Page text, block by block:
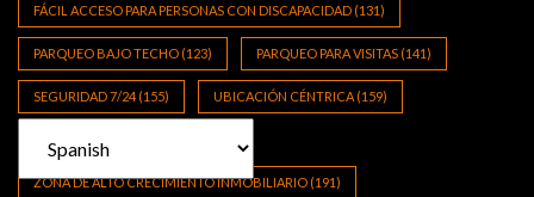
FÁCIL ACCESO PARA PERSONAS CON DISCAPACIDAD (131)
PARQUEO BAJO TECHO (123) PARQUEO PARA VISITAS (141)
SEGURIDAD 7/24 (155) UBICACIÓN CÉNTRICA (159)
ZONA DE ALTO CRECIMIENTO INMOBILIARIO (191)